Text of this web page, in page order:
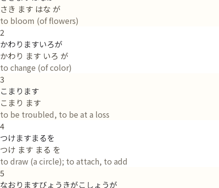
さき ます はな が
to bloom (of flowers)
2
かわりますいろが
かわり ます いろ が
to change (of color)
3
こまります
こまり ます
to be troubled, to be at a loss
4
つけますまるを
つけ ます まる を
to draw (a circle); to attach, to add
5
なおりますびょうきがこしょうが